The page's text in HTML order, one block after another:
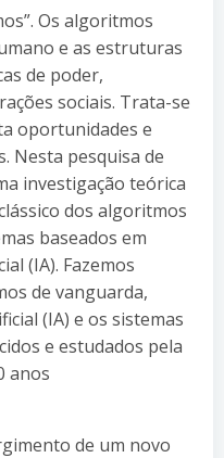
Os algoritmos
e as estruturas
de poder,
sociais. Trata-se
oportunidades e
Nesta pesquisa de
investigação teórica
dos algoritmos
baseados em
(IA). Fazemos
de vanguarda,
(IA) e os sistemas
e estudados pela
anos
de um novo